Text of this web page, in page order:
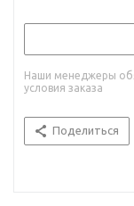
Наши менеджеры
условия заказа
Поделиться